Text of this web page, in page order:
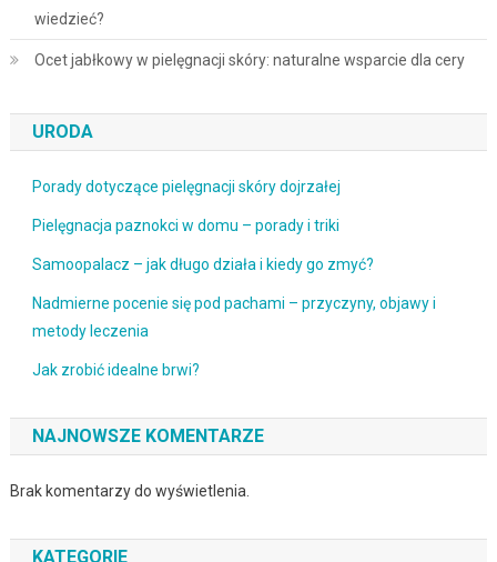
wiedzieć?
Ocet jabłkowy w pielęgnacji skóry: naturalne wsparcie dla cery
URODA
Porady dotyczące pielęgnacji skóry dojrzałej
Pielęgnacja paznokci w domu – porady i triki
Samoopalacz – jak długo działa i kiedy go zmyć?
Nadmierne pocenie się pod pachami – przyczyny, objawy i
metody leczenia
Jak zrobić idealne brwi?
NAJNOWSZE KOMENTARZE
Brak komentarzy do wyświetlenia.
KATEGORIE